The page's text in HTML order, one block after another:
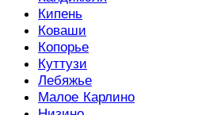
Кипень
Коваши
Копорье
Куттузи
Лебяжье
Малое Карлино